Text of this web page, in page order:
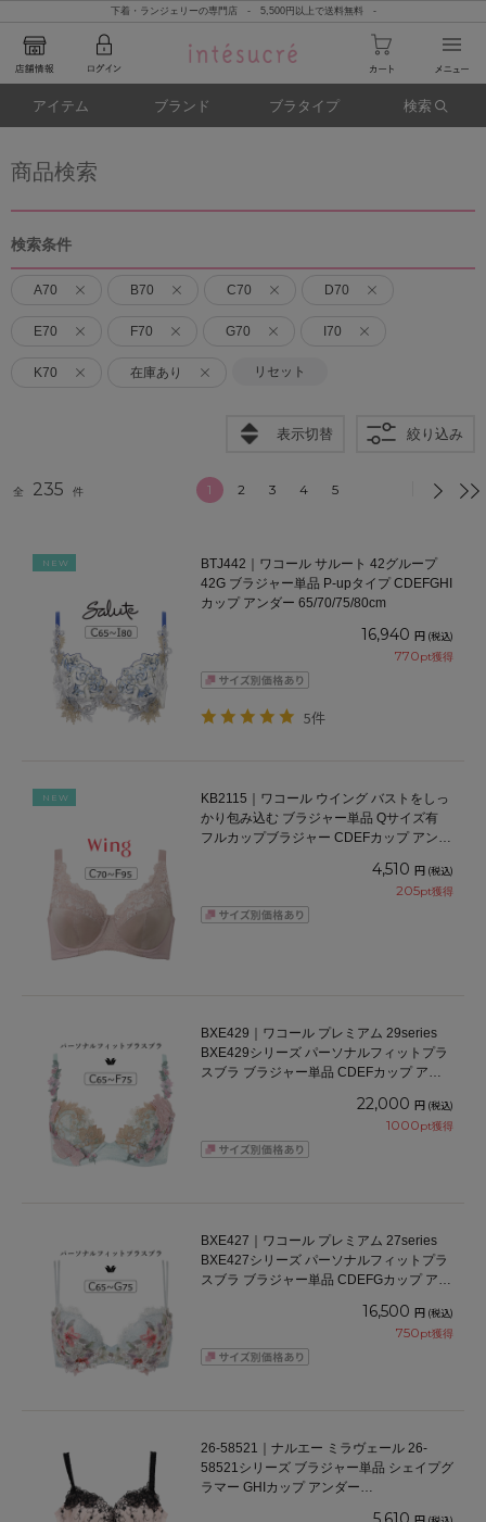
下着・ランジェリーの専門店 - 5,500円以上で送料無料 -
アイテム ブランド ブラタイプ 検索
商品検索
検索条件
A70 B70 C70 D70
E70 F70 G70 I70
K70 在庫あり リセット
表示切替 絞り込み
全 235 件 1 2 3 4 5
NEW
BTJ442｜ワコール サルート 42グループ
42G ブラジャー単品 P-upタイプ CDEFGHI
カップ アンダー 65/70/75/80cm
16,940 円 (税込)
770pt獲得
5件
NEW
KB2115｜ワコール ウイング バストをしっ
かり包み込む ブラジャー単品 Qサイズ有
フルカップブラジャー CDEFカップ アンダ
4,510 円 (税込)
205pt獲得
BXE429｜ワコール プレミアム 29series
BXE429シリーズ パーソナルフィットプラ
スブラ ブラジャー単品 CDEFカップ アン
22,000 円 (税込)
1000pt獲得
BXE427｜ワコール プレミアム 27series
BXE427シリーズ パーソナルフィットプラ
スブラ ブラジャー単品 CDEFGカップ アン
16,500 円 (税込)
750pt獲得
26-58521｜ナルエー ミラヴェール 26-
58521シリーズ ブラジャー単品 シェイプグ
ラマー GHIカップ アンダー